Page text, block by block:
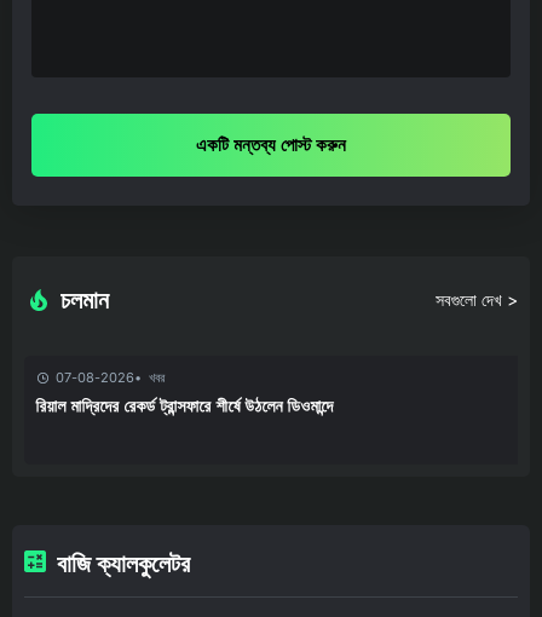
একটি মন্তব্য পোস্ট করুন
চলমান সবগুলো দেখ >
07-08-2026 খবর
রিয়াল মাদ্রিদের রেকর্ড ট্রান্সফারে শীর্ষে উঠলেন ডিওমান্দে
বাজি ক্যালকুলেটর